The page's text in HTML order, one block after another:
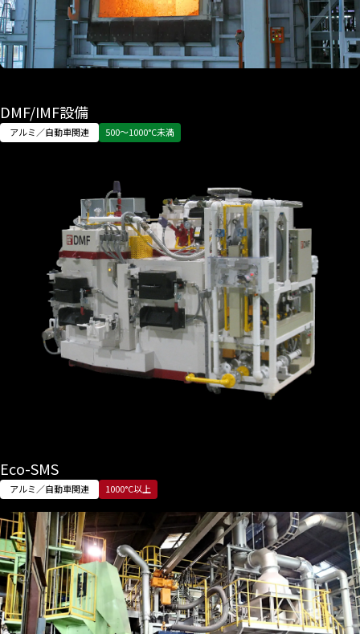
DMF/IMF設備
アルミ／自動車関連 500〜1000°C未満
Eco-SMS
アルミ／自動車関連 1000°C以上